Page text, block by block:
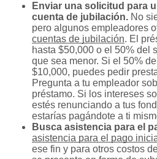
Enviar una solicitud para
cuenta de jubilación. No
pero algunos empleadores
cuentas de jubilación. El
hasta $50,000 o el 50% del
que sea menor. Si el 50%
$10,000, puedes pedir
Pregunta a tu empleador
préstamo. Si los intereses
estés renunciando a tus
estarías pagándote a ti
Busca asistencia para el
asistencia para el pago
ese fin y para otros costos